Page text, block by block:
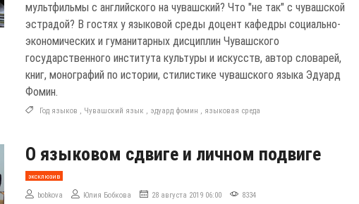
мультфильмы с английского на чувашский? Что "не так" с чувашской
эстрадой? В гостях у языковой среды доцент кафедры социально-
экономических и гуманитарных дисциплин Чувашского
государственного института культуры и искусств, автор словарей,
книг, монографий по истории, стилистике чувашского языка Эдуард
Фомин.
Год языков , Чувашский язык , эдуард фомин , языковая среда
О языковом сдвиге и личном подвиге
эксклюзив
bobkova Юлия Бобкова 28 августа 2019 06:00 8334